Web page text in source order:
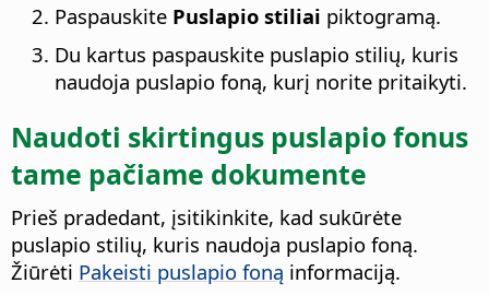
Paspauskite Puslapio stiliai piktogramą.
Du kartus paspauskite puslapio stilių, kuris
naudoja puslapio foną, kurį norite pritaikyti.
Naudoti skirtingus puslapio fonus
tame pačiame dokumente
Prieš pradedant, įsitikinkite, kad sukūrėte
puslapio stilių, kuris naudoja puslapio foną.
Žiūrėti Pakeisti puslapio foną informaciją.